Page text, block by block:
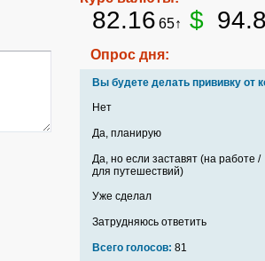
82.16 65↑ $
Опрос дня:
Вы будете делать прививку от
Нет
Да, планирую
Да, но если заставят (на работе /
для путешествий)
Уже сделал
Затрудняюсь ответить
Всего голосов: 81